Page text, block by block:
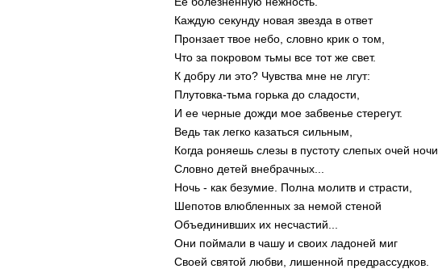
Каждую секунду новая звезда в ответ
Пронзает твое небо, словно крик о том,
Что за покровом тьмы все тот же свет.
К добру ли это? Чувства мне не лгут:
Плутовка-тьма горька до сладости,
И ее черные дожди мое забвенье стерегут.
Ведь так легко казаться сильным,
Когда роняешь слезы в пустоту слепых очей ночи,
Словно детей внебрачных...
Ночь - как безумие. Полна молитв и страсти,
Шепотов влюбленных за немой стеной
Объединивших их несчастий...
Они поймали в чашу и своих ладоней миг
Своей святой любви, лишенной предрассудков.